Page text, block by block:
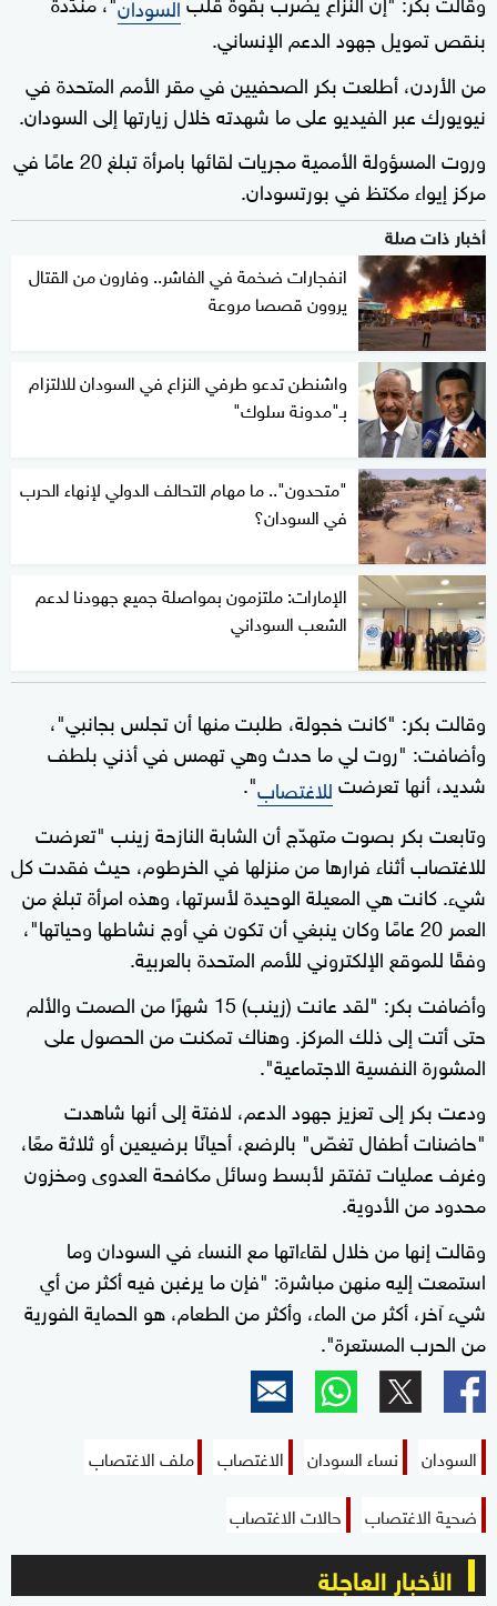
بنقص تمويل جهود الدعم الإنساني.
من الأردن، أطلعت بكر الصحفيين في مقر الأمم المتحدة في
نيويورك عبر الفيديو على ما شهدته خلال زيارتها إلى السودان.
وروت المسؤولة الأممية مجريات لقائها بامرأة تبلغ 20 عامًا في
مركز إيواء مكتظ في بورتسودان.
أخبار ذات صلة
انفجارات ضخمة في الفاشر.. وفارون من القتال
يروون قصصا مروعة
واشنطن تدعو طرفي النزاع في السودان للالتزام
بـ"مدونة سلوك"
"متحدون".. ما مهام التحالف الدولي لإنهاء الحرب
في السودان؟
الإمارات: ملتزمون بمواصلة جميع جهودنا لدعم
الشعب السوداني
وقالت بكر: "كانت خجولة، طلبت منها أن تجلس بجانبي"،
وأضافت: "روت لي ما حدث وهي تهمس في أذني بلطف
شديد، أنها تعرضتللاغتصاب".
وتابعت بكر بصوت متهدّج أن الشابة النازحة زينب "تعرضت
للاغتصاب أثناء فرارها من منزلها في الخرطوم، حيث فقدت كل
شيء. كانت هي المعيلة الوحيدة لأسرتها، وهذه امرأة تبلغ من
العمر 20 عامًا وكان ينبغي أن تكون في أوج نشاطها وحياتها"،
وفقًا للموقع الإلكتروني للأمم المتحدة بالعربية.
وأضافت بكر: "لقد عانت (زينب) 15 شهرًا من الصمت والألم
حتى أتت إلى ذلك المركز. وهناك تمكنت من الحصول على
المشورة النفسية الاجتماعية".
ودعت بكر إلى تعزيز جهود الدعم، لافتة إلى أنها شاهدت
"حاضنات أطفال تغصّ" بالرضع، أحيانًا برضيعين أو ثلاثة معًا،
وغرف عمليات تفتقر لأبسط وسائل مكافحة العدوى ومخزون
محدود من الأدوية.
وقالت إنها من خلال لقاءاتها مع النساء في السودان وما
استمعت إليه منهن مباشرة: "فإن ما يرغبن فيه أكثر من أي
شيء آخر، أكثر من الماء، وأكثر من الطعام، هو الحماية الفورية
من الحرب المستعرة".
السودان نساء السودان الاغتصاب
ملف الاغتصاب
ضحية الاغتصاب
حالات الاغتصاب
الأخبار العاجلة